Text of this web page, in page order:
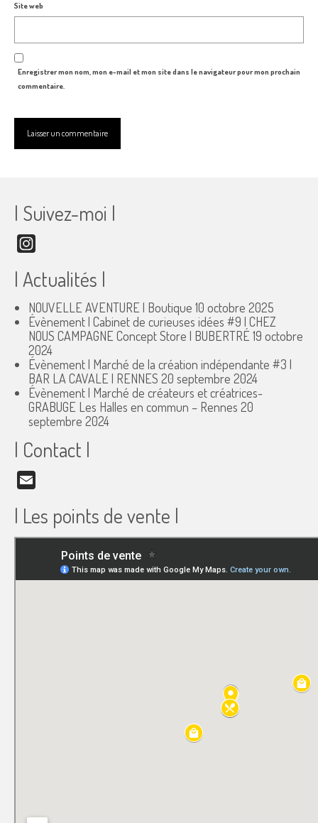
Site web
Enregistrer mon nom, mon e-mail et mon site dans le navigateur pour mon prochain
commentaire.
| Suivez-moi |
| Actualités |
NOUVELLE AVENTURE | Boutique 10 octobre 2025
Évènement | Cabinet de curieuses idées #9 | CHEZ
NOUS CAMPAGNE Concept Store | BUBERTRÉ 19 octobre
2024
Évènement | Marché de la création indépendante #3 |
BAR LA CAVALE | RENNES 20 septembre 2024
Évènement | Marché de créateurs et créatrices-
GRABUGE Les Halles en commun – Rennes 20
septembre 2024
| Contact |
| Les points de vente |